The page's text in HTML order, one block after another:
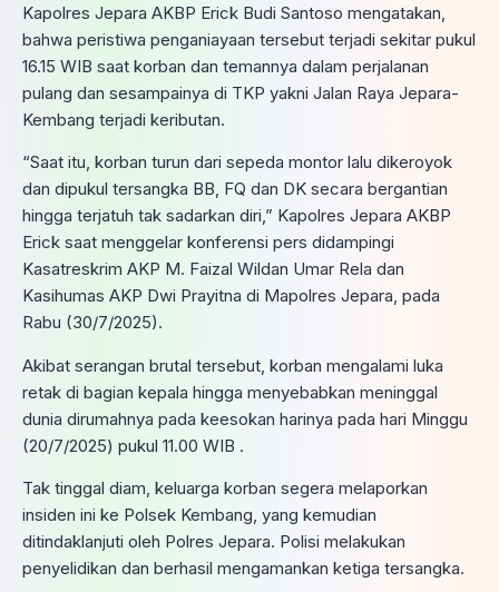
Kapolres Jepara AKBP Erick Budi Santoso mengatakan,
bahwa peristiwa penganiayaan tersebut terjadi sekitar pukul
16.15 WIB saat korban dan temannya dalam perjalanan
pulang dan sesampainya di TKP yakni Jalan Raya Jepara-
Kembang terjadi keributan.
“Saat itu, korban turun dari sepeda montor lalu dikeroyok
dan dipukul tersangka BB, FQ dan DK secara bergantian
hingga terjatuh tak sadarkan diri,” Kapolres Jepara AKBP
Erick saat menggelar konferensi pers didampingi
Kasatreskrim AKP M. Faizal Wildan Umar Rela dan
Kasihumas AKP Dwi Prayitna di Mapolres Jepara, pada
Rabu (30/7/2025).
Akibat serangan brutal tersebut, korban mengalami luka
retak di bagian kepala hingga menyebabkan meninggal
dunia dirumahnya pada keesokan harinya pada hari Minggu
(20/7/2025) pukul 11.00 WIB .
Tak tinggal diam, keluarga korban segera melaporkan
insiden ini ke Polsek Kembang, yang kemudian
ditindaklanjuti oleh Polres Jepara. Polisi melakukan
penyelidikan dan berhasil mengamankan ketiga tersangka.